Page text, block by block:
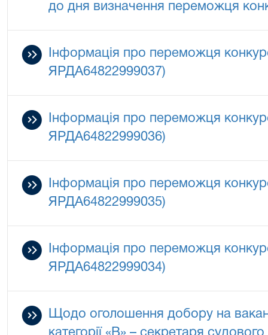
до дня визначення переможця
Інформація про переможця
ЯРДА64822999037)
Інформація про переможця
ЯРДА64822999036)
Інформація про переможця
ЯРДА64822999035)
Інформація про переможця
ЯРДА64822999034)
Щодо оголошення добору на
категорії «В» – секретаря судового